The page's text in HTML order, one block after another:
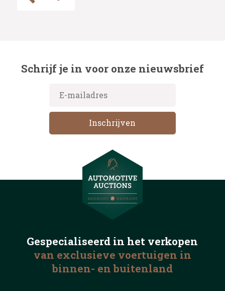
Schrijf je in voor onze nieuwsbrief
Gespecialiseerd in het verkopen
van exclusieve voertuigen in
binnen- en buitenland